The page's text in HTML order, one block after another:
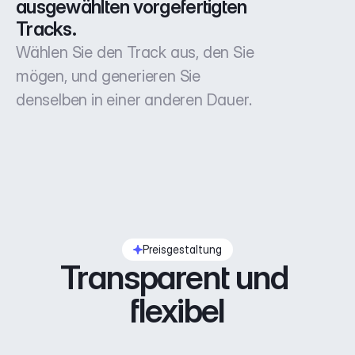
ausgewählten vorgefertigten
Tracks.
Wählen Sie den Track aus, den Sie
mögen, und generieren Sie
denselben in einer anderen Dauer.
Preisgestaltung
Transparent und
flexibel